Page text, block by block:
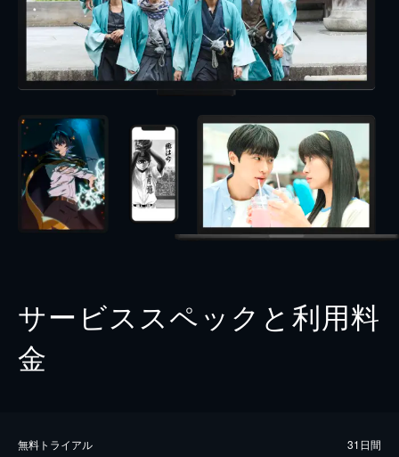
サービススペックと利用料
金
無料トライアル 31日間